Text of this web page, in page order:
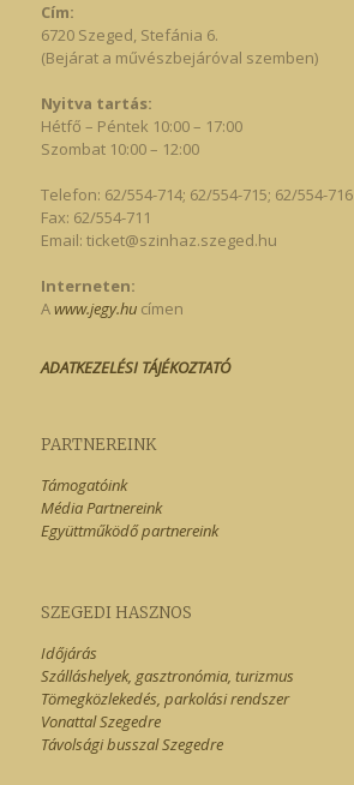
Cím:
6720 Szeged, Stefánia 6.
(Bejárat a művészbejáróval szemben)
Nyitva tartás:
Hétfő – Péntek 10:00 – 17:00
Szombat 10:00 – 12:00
Telefon: 62/554-714; 62/554-715; 62/554-716
Fax: 62/554-711
Email: ticket@szinhaz.szeged.hu
Interneten:
Awww.jegy.hucímen
ADATKEZELÉSI TÁJÉKOZTATÓ
PARTNEREINK
Támogatóink
Média Partnereink
Együttműködő partnereink
SZEGEDI HASZNOS
Időjárás
Szálláshelyek, gasztronómia, turizmus
Tömegközlekedés, parkolási rendszer
Vonattal Szegedre
Távolsági busszal Szegedre